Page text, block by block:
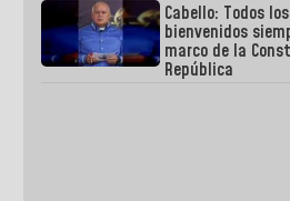
Cabello: Todos
bienvenidos
marco de la
República